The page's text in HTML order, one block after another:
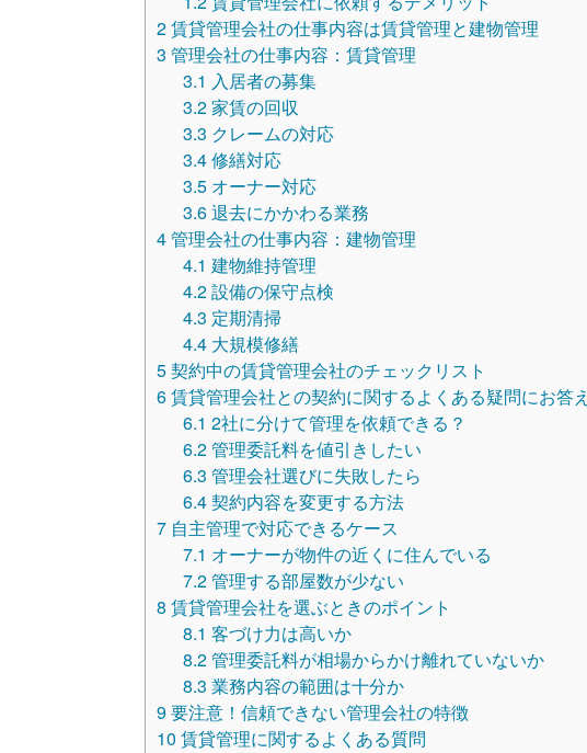
2賃貸管理会社の仕事内容は賃貸管理と建物管理
3 管理会社の仕事内容：賃貸管理
3.1 入居者の募集
3.2家賃の回収
3.3 クレームの対応
3.4修繕対応
3.5 オーナー対応
3.6退去にかかわる業務
4管理会社の仕事内容：建物管理
4.1 建物維持管理
4.2設備の保守点検
4.3 定期清掃
4.4 大規模修繕
5契約中の賃貸管理会社のチェックリスト
6賃貸管理会社との契約に関するよくある疑問にお答え
6.1 2社に分けて管理を依頼できる？
6.2管理委託料を値引きしたい
6.3 管理会社選びに失敗したら
6.4契約内容を変更する方法
7 自主管理で対応できるケース
7.1 オーナーが物件の近くに住んでいる
7.2管理する部屋数が少ない
8 賃貸管理会社を選ぶときのポイント
8.1 客づけ力は高いか
8.2管理委託料が相場からかけ離れていないか
8.3 業務内容の範囲は十分か
9要注意！信頼できない管理会社の特徴
10 賃貸管理に関するよくある質問